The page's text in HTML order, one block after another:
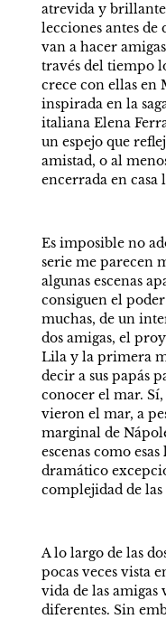
atrevida y
lecciones antes de
van a hacer
través del tiempo
crece con ellas
inspirada en la
italiana Elena
un espejo que
amistad, o al
encerrada en casa
Es imposible no
serie me parecen
algunas escenas
consiguen el
muchas, de un
dos amigas, el
Lila y la primera
decir a sus papás
conocer el mar.
vieron el mar, a
marginal de
escenas como
dramático
complejidad de
A lo largo de las
pocas veces vista
vida de las
diferentes. Sin